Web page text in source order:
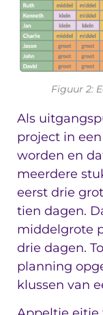
Figuur 2:
Als
project in
worden en
meerdere
eerst drie
tien dagen.
middelgrote
drie dagen.
planning
klussen van